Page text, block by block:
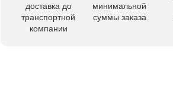
доставка до
транспортной
компании
минимальной
суммы заказа